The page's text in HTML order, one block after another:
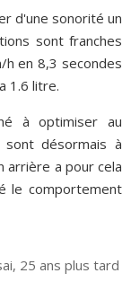
d'une sonorité un
sont franches
en 8,3 secondes
1.6 litre.
à optimiser au
désormais à
arrière a pour cela
le comportement